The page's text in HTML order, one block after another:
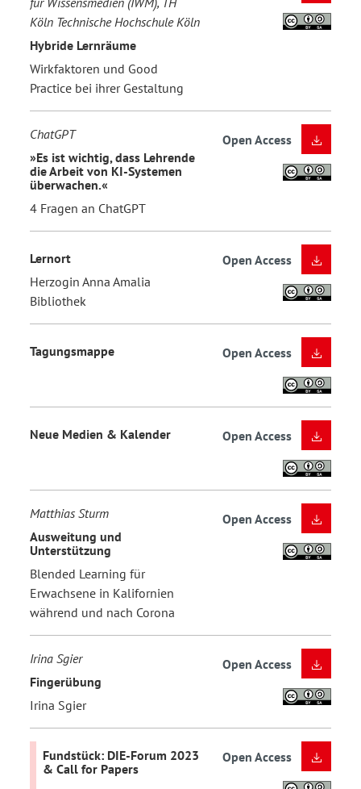
Köln Technische Hochschule Köln
Hybride Lernräume
Wirkfaktoren und Good
Practice bei ihrer Gestaltung
ChatGPT
»Es ist wichtig, dass Lehrende
die Arbeit von KI-Systemen
überwachen.«
4 Fragen an ChatGPT
Open Access
Lernort
Herzogin Anna Amalia
Bibliothek
Open Access
Tagungsmappe Open Access
Neue Medien & Kalender Open Access
Matthias Sturm
Ausweitung und
Unterstützung
Blended Learning für
Erwachsene in Kalifornien
während und nach Corona
Open Access
Irina Sgier
Fingerübung
Irina Sgier
Open Access
Fundstück: DIE-Forum 2023
& Call for Papers
Open Access